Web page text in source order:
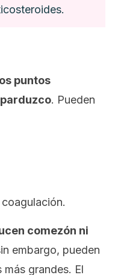
puntos
. Pueden
comezón ni
embargo, pueden
grandes. El